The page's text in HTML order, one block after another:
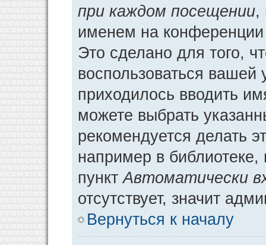
при каждом посещении,
именем на конференции
Это сделано для того,
воспользоваться
приходилось вводить
можете выбрать
рекомендуется делать
например в библиотеке,
пунктАвтоматически
отсутствует, значит
Вернуться к началу